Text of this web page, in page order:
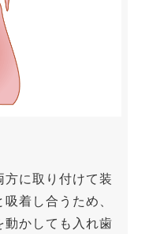
に取り付けて装
着し合うため、
かしても入れ歯